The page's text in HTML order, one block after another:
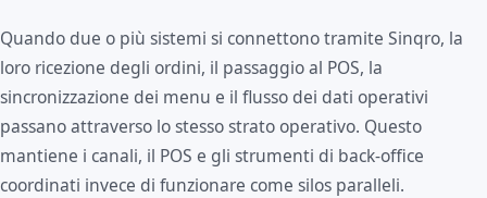
Quando due o più sistemi si connettono tramite Sinqro, la
loro ricezione degli ordini, il passaggio al POS, la
sincronizzazione dei menu e il flusso dei dati operativi
passano attraverso lo stesso strato operativo. Questo
mantiene i canali, il POS e gli strumenti di back-office
coordinati invece di funzionare come silos paralleli.